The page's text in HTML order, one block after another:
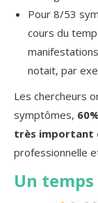
Pour 8/53
cours du
notait, par
Les chercheurs
symptômes,
très important
professionnelle
Un temps